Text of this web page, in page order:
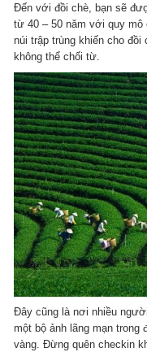
Đến với đồi chè, bạn sẽ
từ 40 – 50 năm với quy mô
núi trập trùng khiến cho
không thể chối từ.
Đây cũng là nơi nhiều
một bộ ảnh lãng mạn trong
vàng. Đừng quên checkin